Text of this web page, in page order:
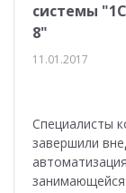
системы
8"
11.01.2017
Специалисты
завершили
занимающейся